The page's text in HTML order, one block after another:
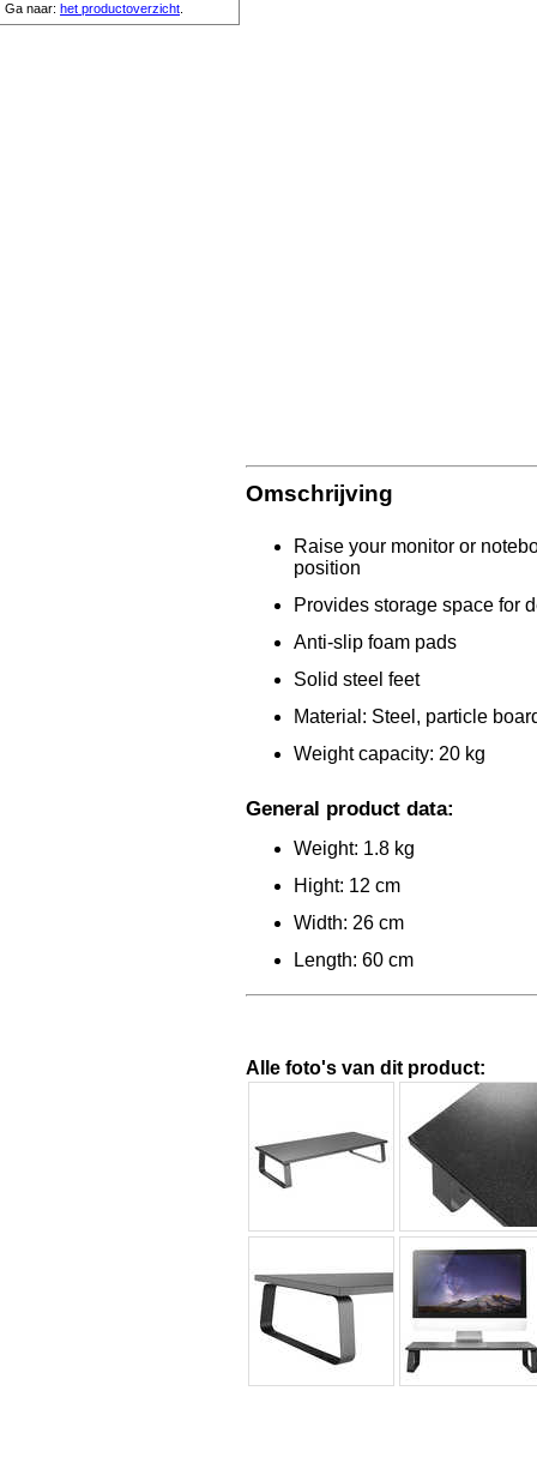
Omschrijving
Raise your monitor or
position
Provides storage space for
Anti-slip foam pads
Solid steel feet
Material: Steel, particle
Weight capacity: 20 kg
General product data:
Weight: 1.8 kg
Hight: 12 cm
Width: 26 cm
Length: 60 cm
Alle foto's van dit product:
Ga naar: het productoverzicht